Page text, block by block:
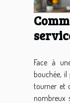
Face à
bouchée,
tourner et
nombreux